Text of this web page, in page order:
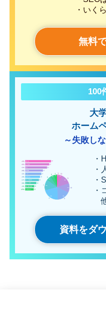
・いく
無料
100
大
ホーム
～失敗し
・
・
・
・
資料をダ